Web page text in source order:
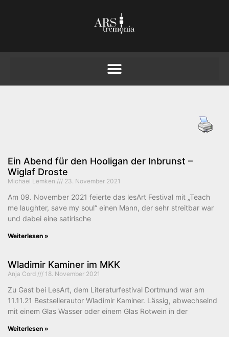
Ein Abend für den Hooligan der Inbrunst –
Wiglaf Droste
Michael Lemken 23. November 2021
Am 09. November 2021 feierte das lesArt Festival mit „Teach
me laughter, save my soul“ einen Mann, der sehr streitbar war
und dabei eine satirische
Weiterlesen »
Wladimir Kaminer im MKK
Anja Cord 18. November 2021
Zu Gast bei LesArt, dem Literaturfestival Dortmund war am
11.11.21 Bestsellerautor Wladimir Kaminer. Lässig, abwechselnd
mit einem Glas Wasser oder einem Glas Rotwein in der
Weiterlesen »